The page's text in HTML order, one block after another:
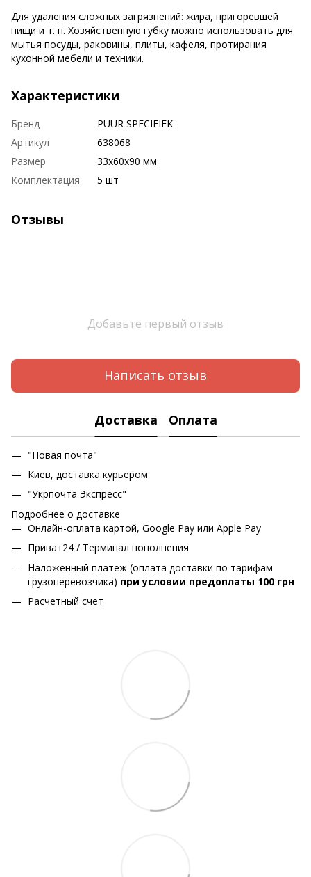
Для удаления сложных загрязнений: жира, пригоревшей
пищи и т. п. Хозяйственную губку можно использовать для
мытья посуды, раковины, плиты, кафеля, протирания
кухонной мебели и техники.
Характеристики
Бренд
PUUR SPECIFIEK
Артикул
638068
Размер
33х60х90 мм
Комплектация
5 шт
Отзывы
Добавьте первый отзыв
Написать отзыв
Доставка Оплата
"Новая почта"
Киев, доставка курьером
"Укрпочта Экспресс"
Подробнее о доставке
Онлайн-оплата картой, Google Pay или Apple Pay
Приват24 / Терминал пополнения
Наложенный платеж (оплата доставки по тарифам
грузоперевозчика) при условии предоплаты 100 грн
Расчетный счет